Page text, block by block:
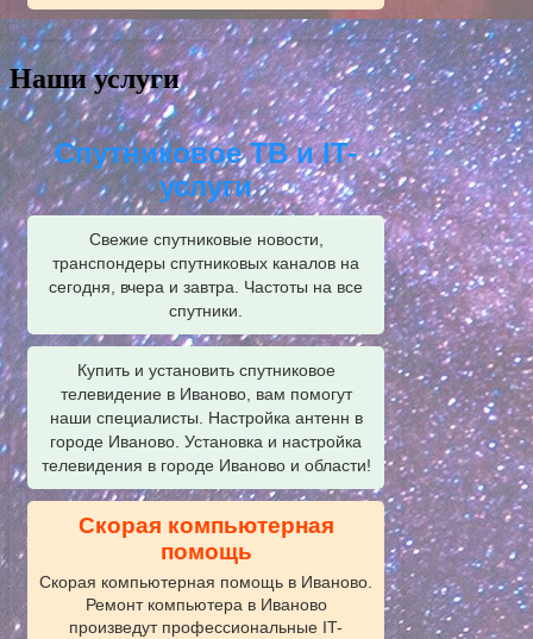
Наши услуги
Спутниковое ТВ и IT-
услуги
Свежие спутниковые новости,
транспондеры спутниковых каналов на
сегодня, вчера и завтра. Частоты на все
спутники.
Купить и установить спутниковое
телевидение в Иваново, вам помогут
наши специалисты. Настройка антенн в
городе Иваново. Установка и настройка
телевидения в городе Иваново и области!
Скорая компьютерная
помощь
Скорая компьютерная помощь в Иваново.
Ремонт компьютера в Иваново
произведут профессиональные IT-